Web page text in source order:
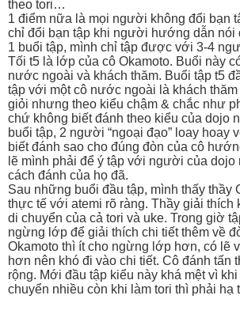
theo tori…
1 điểm nữa là mọi người không đổi bạn
chỉ đổi bạn tập khi người hướng dẫn nói
1 buổi tập, mình chỉ tập được với 3-4
Tối t5 là lớp của cô Okamoto. Buổi này
nước ngoài và khách thăm. Buổi tập t5
tập với một cô nước ngoài là khách
giỏi nhưng theo kiểu chậm & chắc như
chứ không biết đánh theo kiểu của dojo
buổi tập, 2 người “ngoại đạo” loay hoay
biết đánh sao cho đúng đòn của cô
lẽ mình phải để ý tập với người của
cách đánh của họ đã.
Sau những buổi đầu tập, mình thấy thầy
thực tế với atemi rõ ràng. Thầy giải
di chuyển của cả tori và uke. Trong giờ
ngừng lớp để giải thích chi tiết thêm về
Okamoto thì ít cho ngừng lớp hơn, có lẽ
hơn nên khó đi vào chi tiết. Cô đánh tấn
rộng. Mới đầu tập kiểu này khá mệt vì
chuyển nhiều còn khi làm tori thì phải hạ